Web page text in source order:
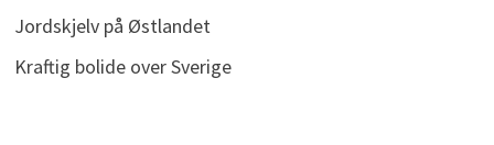
Jordskjelv på Østlandet
Kraftig bolide over Sverige